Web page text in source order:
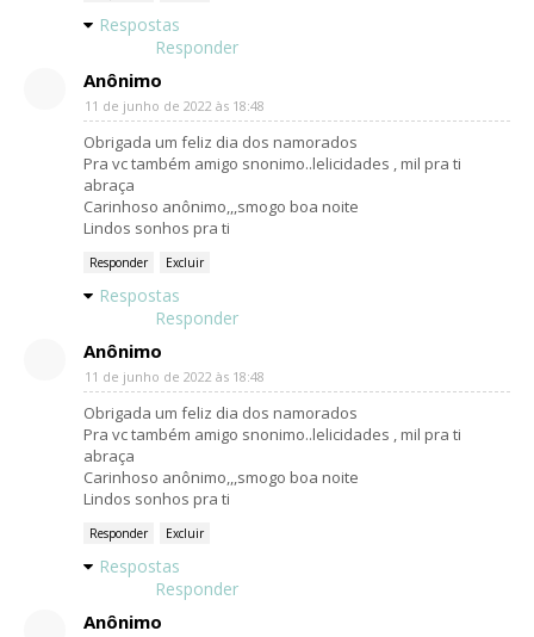
Respostas
Responder
Anônimo
11 de junho de 2022 às 18:48
Obrigada um feliz dia dos namorados
Pra vc também amigo snonimo..lelicidades , mil pra ti
abraça
Carinhoso anônimo,,,smogo boa noite
Lindos sonhos pra ti
Responder Excluir
Respostas
Responder
Anônimo
11 de junho de 2022 às 18:48
Obrigada um feliz dia dos namorados
Pra vc também amigo snonimo..lelicidades , mil pra ti
abraça
Carinhoso anônimo,,,smogo boa noite
Lindos sonhos pra ti
Responder Excluir
Respostas
Responder
Anônimo